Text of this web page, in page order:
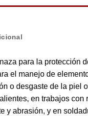
para la protección
el manejo de
o desgaste de la piel
en trabajos con
y abrasión, y en